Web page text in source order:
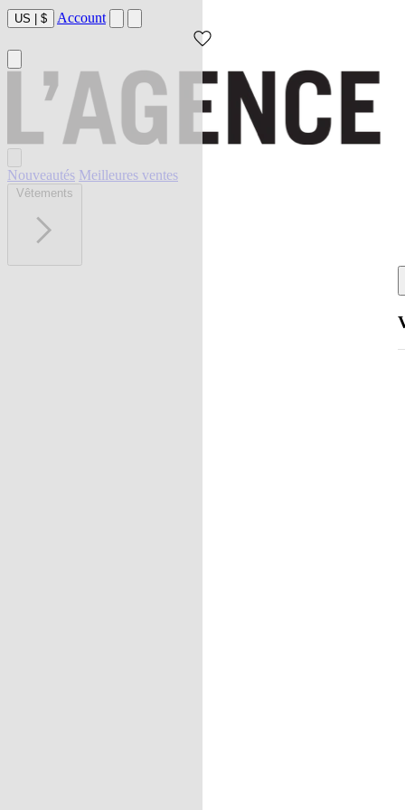
US $ Account
Nouveautés Meilleures ventes
Vêtements